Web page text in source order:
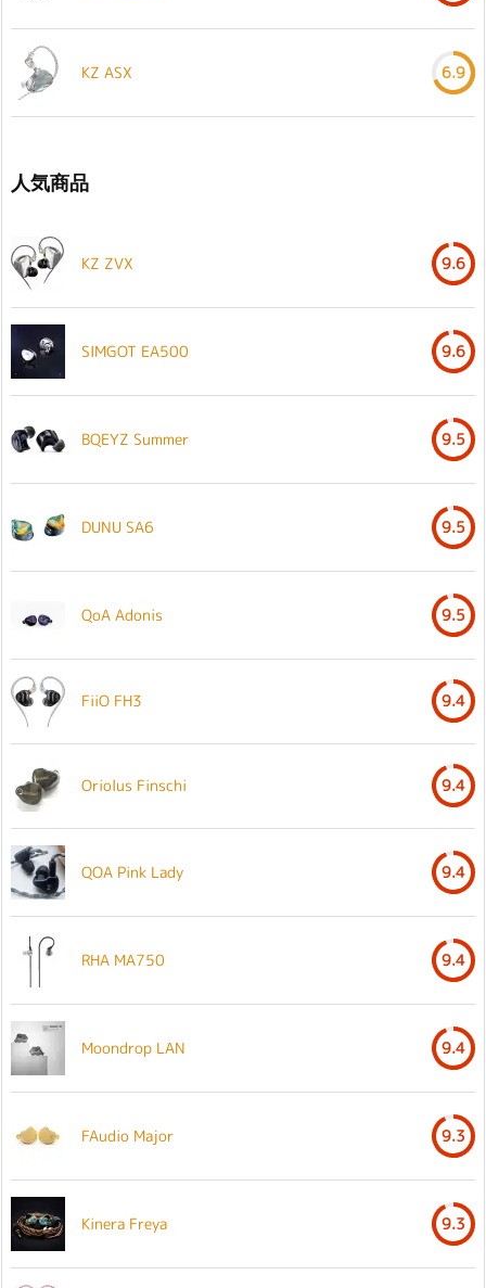
KZ ASX 6.9
人気商品
KZ ZVX 9.6
SIMGOT EA500 9.6
BQEYZ Summer 9.5
DUNU SA6 9.5
QoA Adonis 9.5
FiiO FH3 9.4
Oriolus Finschi 9.4
QOA Pink Lady 9.4
RHA MA750 9.4
Moondrop LAN 9.4
FAudio Major 9.3
Kinera Freya 9.3